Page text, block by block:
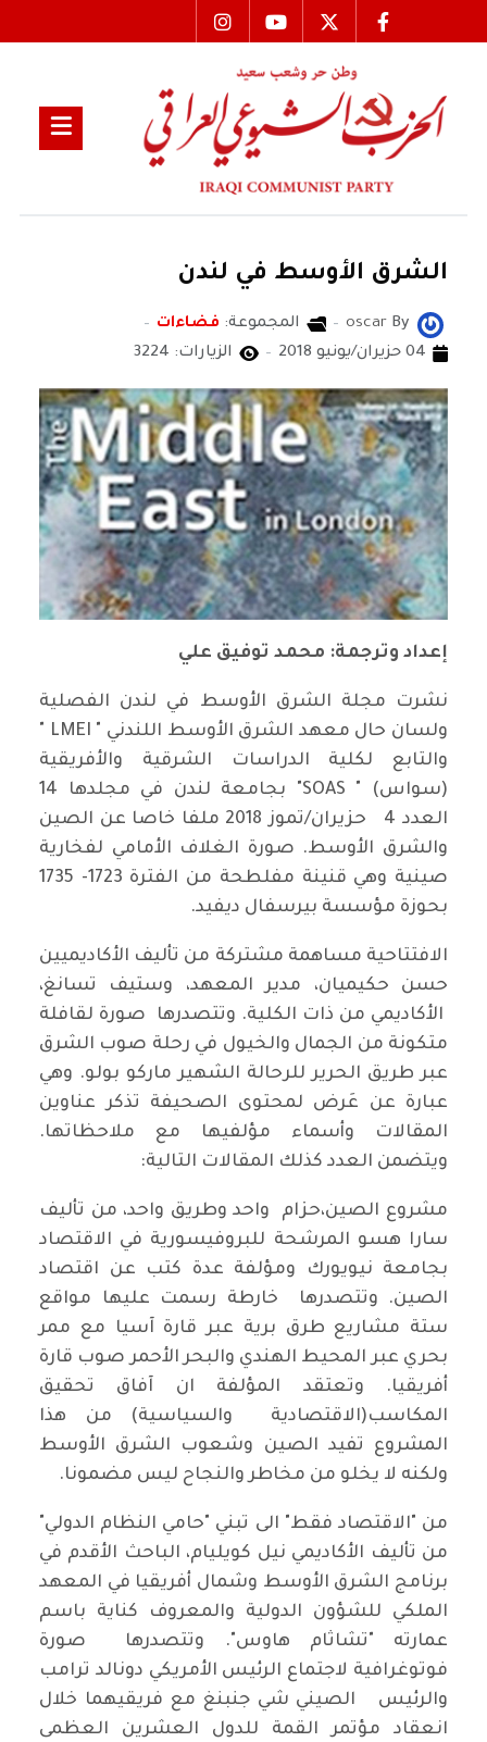
الشرق الأوسط في لندن
By
oscar المجموعة: فضاءات
04 حزيران/يونيو 2018
الزيارات: 3224
إعداد وترجمة: محمد توفيق علي
نشرت مجلة الشرق الأوسط في لندن الفصلية
ولسان حال معهد الشرق الأوسط اللندني " LMEI "
والتابع لكلية الدراسات الشرقية والأفريقية
(سواس) " SOAS" بجامعة لندن في مجلدها 14
العدد 4 حزيران/تموز 2018 ملفا خاصا عن الصين
والشرق الأوسط. صورة الغلاف الأمامي لفخارية
صينية وهي قنينة مفلطحة من الفترة 1723- 1735
بحوزة مؤسسة بيرسفال ديفيد.
الافتتاحية مساهمة مشتركة من تأليف الأكاديميين
حسن حكيميان، مدير المعهد، وستيف تسانغ،
الأكاديمي من ذات الكلية. وتتصدرها صورة لقافلة
متكونة من الجمال والخيول في رحلة صوب الشرق
عبر طريق الحرير للرحالة الشهير ماركو بولو. وهي
عبارة عن عَرض لمحتوى الصحيفة تذكر عناوين
المقالات وأسماء مؤلفيها مع ملاحظاتها.
ويتضمن العدد كذلك المقالات التالية:
مشروع الصين،حزام واحد وطريق واحد، من تأليف
سارا هسو المرشحة للبروفيسورية في الاقتصاد
بجامعة نيويورك ومؤلفة عدة كتب عن اقتصاد
الصين. وتتصدرها خارطة رسمت عليها مواقع
ستة مشاريع طرق برية عبر قارة آسيا مع ممر
بحري عبر المحيط الهندي والبحر الأحمر صوب قارة
أفريقيا. وتعتقد المؤلفة ان آفاق تحقيق
المكاسب(الاقتصادية والسياسية) من هذا
المشروع تفيد الصين وشعوب الشرق الأوسط
ولكنه لا يخلو من مخاطر والنجاح ليس مضمونا.
من "الاقتصاد فقط" الى تبني "حامي النظام الدولي"
من تأليف الأكاديمي نيل كويليام، الباحث الأقدم في
برنامج الشرق الأوسط وشمال أفريقيا في المعهد
الملكي للشؤون الدولية والمعروف كناية باسم
عمارته "تشاثام هاوس". وتتصدرها صورة
فوتوغرافية لاجتماع الرئيس الأمريكي دونالد ترامب
والرئيس الصيني شي جنبنغ مع فريقيهما خلال
انعقاد مؤتمر القمة للدول العشرين العظمى